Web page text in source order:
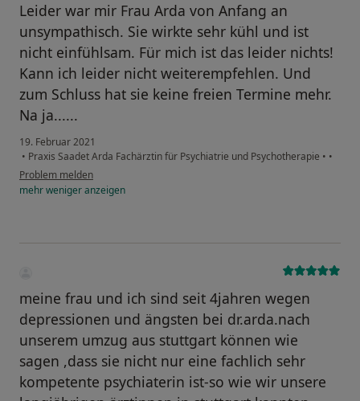
Leider war mir Frau Arda von Anfang an
unsympathisch. Sie wirkte sehr kühl und ist
nicht einfühlsam. Für mich ist das leider nichts!
Kann ich leider nicht weiterempfehlen. Und
zum Schluss hat sie keine freien Termine mehr.
Na ja......
19. Februar 2021
• Praxis Saadet Arda Fachärztin für Psychiatrie und Psychotherapie • •
Problem melden
mehrwenigeranzeigen
meine frau und ich sind seit 4jahren wegen
depressionen und ängsten bei dr.arda.nach
unserem umzug aus stuttgart können wie
sagen ,dass sie nicht nur eine fachlich sehr
kompetente psychiaterin ist-so wie wir unsere